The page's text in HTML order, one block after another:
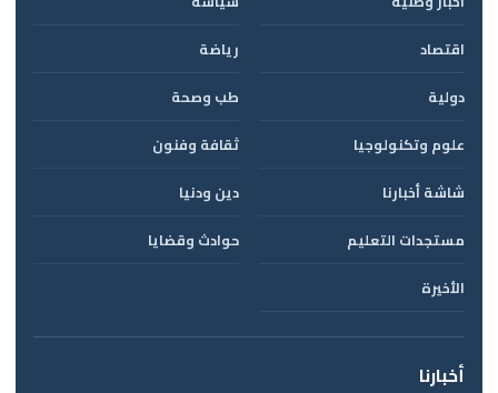
اقتصاد
رياضة
دولية
طب وصحة
علوم وتكنولوجيا
ثقافة وفنون
شاشة أخبارنا
دين ودنيا
مستجدات التعليم
حوادث وقضايا
الأخيرة
أخبارنا